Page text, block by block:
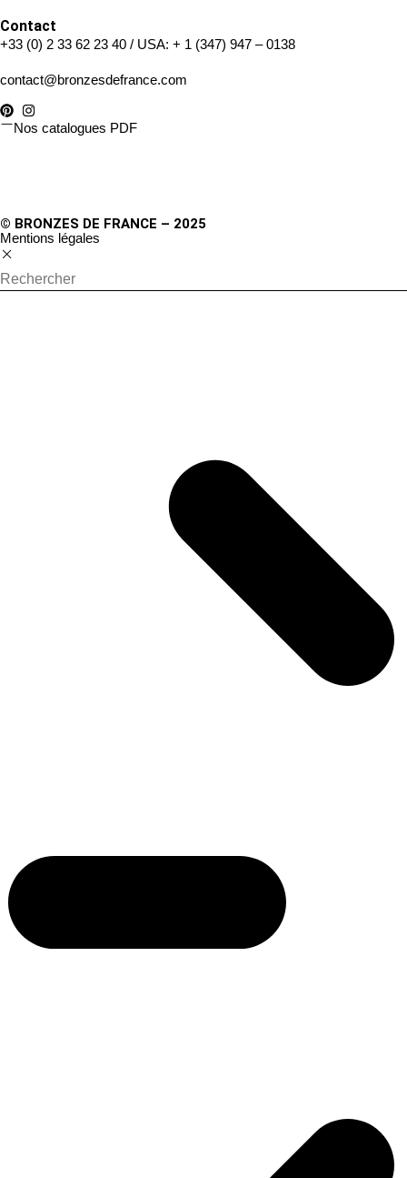
Contact
+33 (0) 2 33 62 23 40 / USA: + 1 (347) 947 – 0138
contact@bronzesdefrance.com
Nos catalogues PDF
© BRONZES DE FRANCE – 2025
Mentions légales